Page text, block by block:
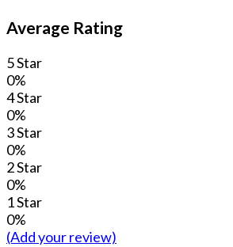
Average Rating
5 Star
0%
4 Star
0%
3 Star
0%
2 Star
0%
1 Star
0%
(Add your review)